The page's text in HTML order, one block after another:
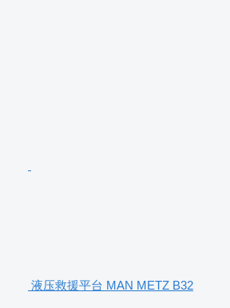
液压救援平台 MAN METZ B32